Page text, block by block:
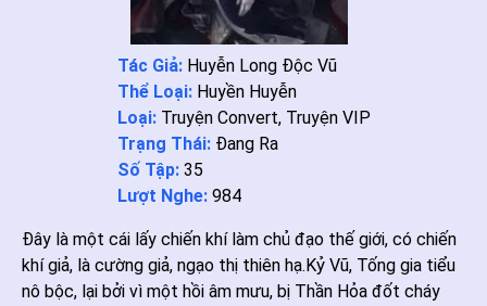
Tác Giả: Huyễn Long Độc Vũ
Thể Loại: Huyền Huyễn
Loại: Truyện Convert, Truyện VIP
Trạng Thái: Đang Ra
Số Tập: 35
Lượt Nghe: 984
Đây là một cái lấy chiến khí làm chủ đạo thế giới, có chiến
khí giả, là cường giả, ngạo thị thiên hạ.Kỷ Vũ, Tống gia tiểu
nô bộc, lại bởi vì một hồi âm mưu, bị Thần Hỏa đốt cháy